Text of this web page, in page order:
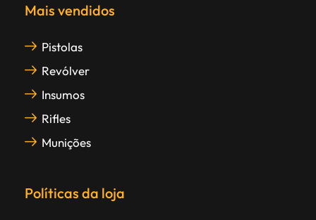
Mais vendidos
Pistolas
Revólver
Insumos
Rifles
Munições
Políticas da loja